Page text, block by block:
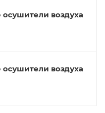
воздуха
воздуха